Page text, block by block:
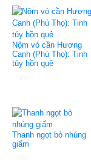
Nộm vó cần Hương
Canh (Phú Thọ): Tinh
túy hồn quê
Thanh ngọt bò nhúng
giấm